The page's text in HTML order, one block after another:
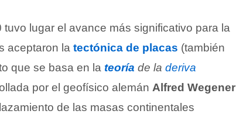
lugar el avance más significativo para la
aceptaron la tectónica de placas (también
que se basa en la teoría de la deriva
por el geofísico alemán Alfred Wegener
de las masas continentales